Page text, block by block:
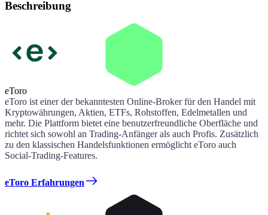
Beschreibung
eToro
eToro ist einer der bekanntesten Online-Broker für den Handel mit
Kryptowährungen, Aktien, ETFs, Rohstoffen, Edelmetallen und
mehr. Die Plattform bietet eine benutzerfreundliche Oberfläche und
richtet sich sowohl an Trading-Anfänger als auch Profis. Zusätzlich
zu den klassischen Handelsfunktionen ermöglicht eToro auch
Social-Trading-Features.
eToro Erfahrungen